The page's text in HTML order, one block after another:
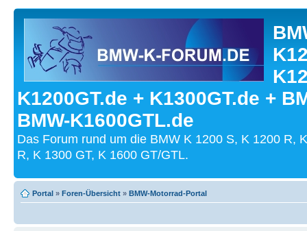
K1200GT.de + K1300GT.de +
BMW-K1600GTL.de
Das Forum rund um die BMW K 1200 S, K 1200 R,
R, K 1300 GT, K 1600 GT/GTL.
Portal » Foren-Übersicht » BMW-Motorrad-Portal